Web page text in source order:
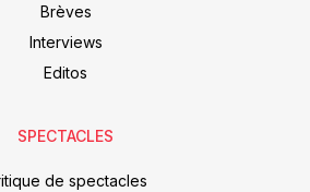
Brèves
Interviews
Editos
SPECTACLES
de spectacles